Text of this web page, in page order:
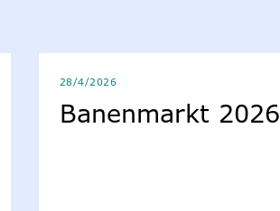
28/4/2026
Banenmarkt 2026